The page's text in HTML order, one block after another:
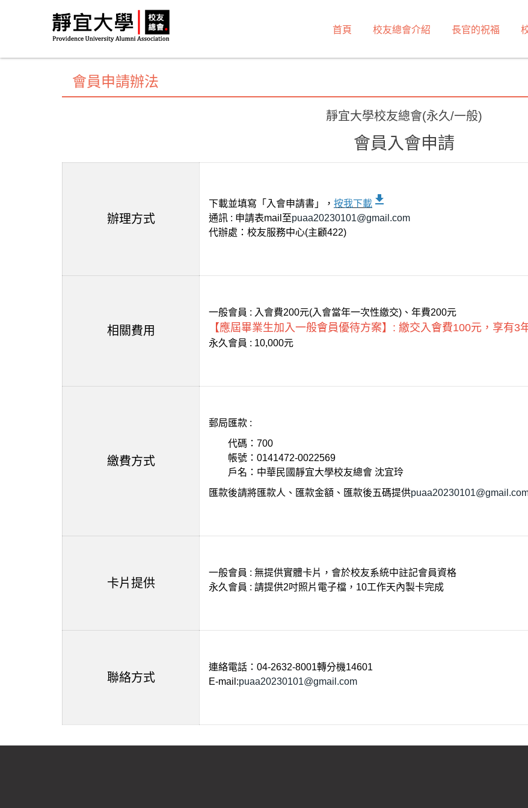
首頁 校友總會介紹 長官的祝福
會員申請辦法
靜宜大學校友總會(永久/一般)
會員入會申請
辦理方式
下載並填寫「入會申請書」， 按我下載 download
通訊 : 申請表mail至puaa20230101@gmail.com
代辦處：校友服務中心(主顧422)
相關費用
一般會員 : 入會費200元(入會當年一次性繳交)、年費200元
【應屆畢業生加入一般會員優待方案】: 繳交入會費100元，享有3
永久會員 : 10,000元
繳費方式
郵局匯款 :
代碼：700
帳號：0141472-0022569
戶名：中華民國靜宜大學校友總會 沈宜玲
匯款後請將匯款人、匯款金額、匯款後五碼提供
卡片提供
一般會員 : 無提供實體卡片，會於校友系統中註記會員資格
永久會員 : 請提供2吋照片電子檔，10工作天內製卡完成
聯絡方式
連絡電話：04-2632-8001轉分機14601
E-mail:puaa20230101@gmail.com